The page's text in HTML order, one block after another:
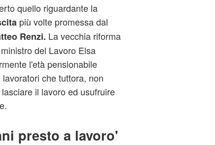
quello riguardante la
più volte promessa dal
Renzi. La vecchia riforma
del Lavoro Elsa
l'età pensionabile
che tuttora, non
il lavoro ed usufruire
presto a lavoro'